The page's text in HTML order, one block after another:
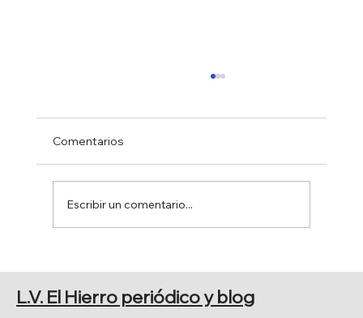
ARMAS.
Comentarios
Escribir un comentario...
L.V. El Hierro periódico y blog